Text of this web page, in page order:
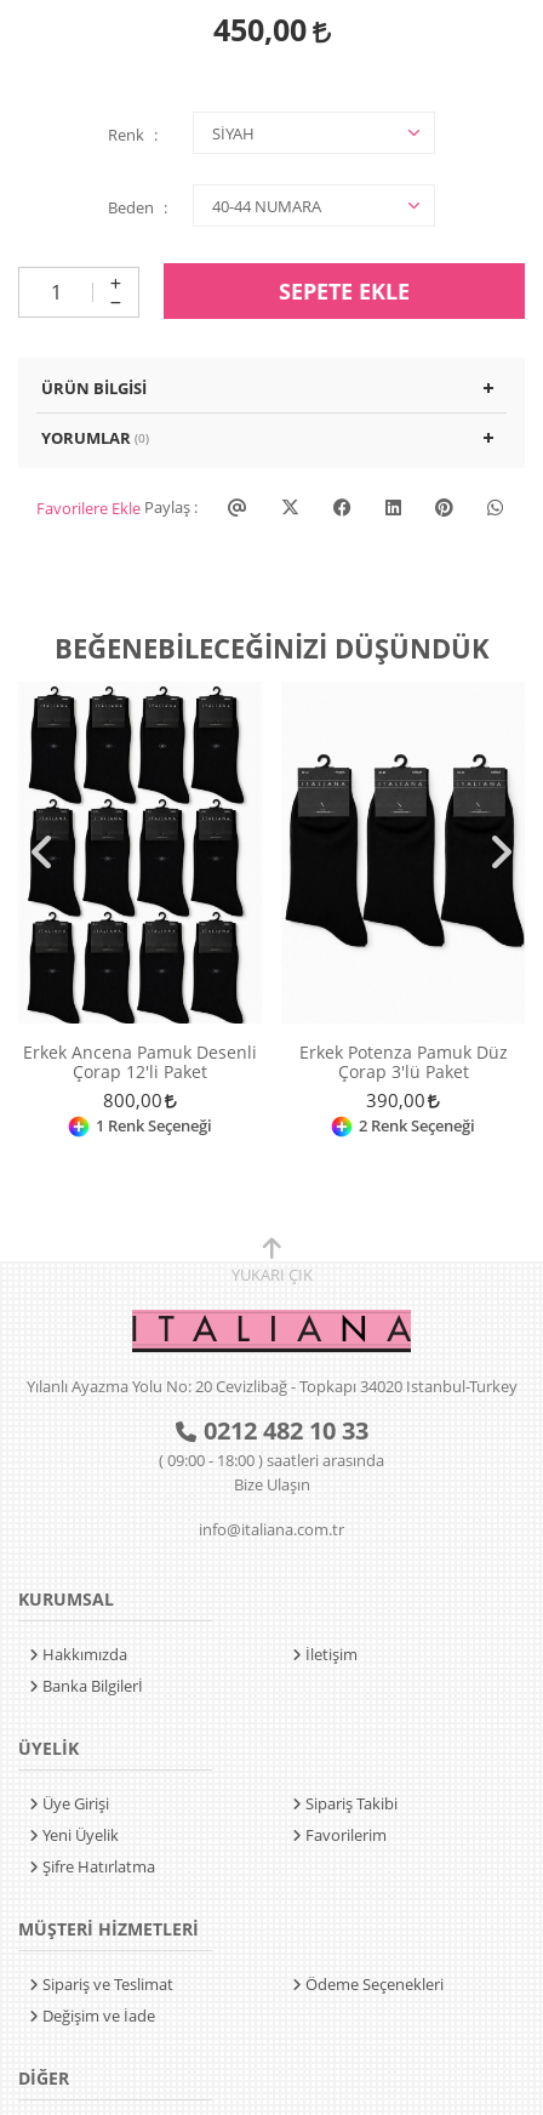
450,00
Renk
Beden
SEPETE EKLE
ÜRÜN BILGISI
YORUMLAR (0)
Favorilere Ekle Paylaş :
BEĞENEBILECEĞINIZI DÜŞÜNDÜK
Erkek Ancena Pamuk Desenli
Çorap 12'li Paket
800,00
1 Renk Seçeneği
Erkek Potenza Pamuk Düz
Çorap 3'lü Paket
390,00
2 Renk Seçeneği
YUKARI ÇIK
Yılanlı Ayazma Yolu No: 20 Cevizlibağ - Topkapı 34020 Istanbul-Turkey
0212 482 10 33
( 09:00 - 18:00 ) saatleri arasında
Bize Ulaşın
info@italiana.com.tr
KURUMSAL
Hakkımızda
Banka Bilgilerİ
İletişim
ÜYELİK
Üye Girişi
Yeni Üyelik
Şifre Hatırlatma
Sipariş Takibi
Favorilerim
MÜŞTERİ HİZMETLERİ
Sipariş ve Teslimat
Değişim ve İade
Ödeme Seçenekleri
DİĞER